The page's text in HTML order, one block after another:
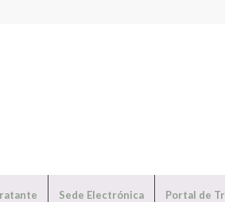
Sede Electrónica Portal de